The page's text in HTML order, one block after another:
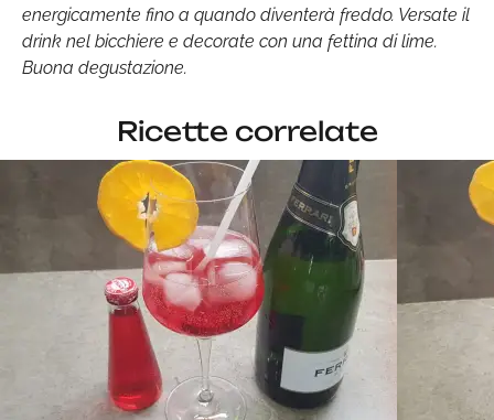
energicamente fino a quando diventerà freddo. Versate il
drink nel bicchiere e decorate con una fettina di lime.
Buona degustazione.
Ricette correlate